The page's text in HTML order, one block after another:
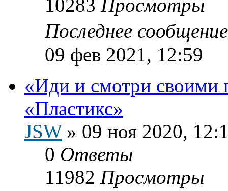
10283 Просмотры
Последнее
09 фев 2021, 12:59
«Иди и смотри своими
«Пластикс»
JSW» 09 ноя 2020,
0 Ответы
11982 Просмотры